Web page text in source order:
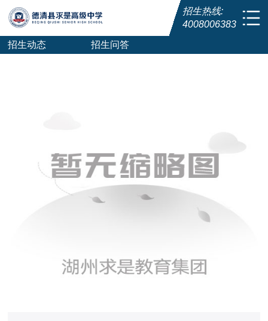
招生热线:
4008006383
招生动态
招生问答